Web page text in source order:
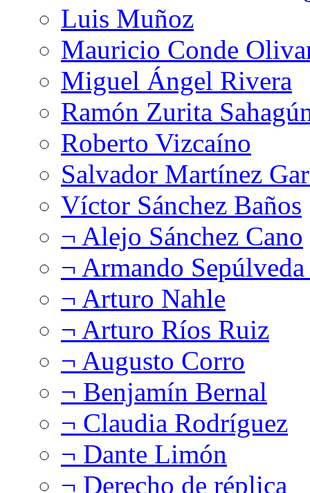
Luis Muñoz
Mauricio Conde
Miguel Ángel Rivera
Ramón Zurita
Roberto Vizcaíno
Salvador Martínez
Víctor Sánchez Baños
¬ Alejo Sánchez Cano
¬ Armando
¬ Arturo Nahle
¬ Arturo Ríos Ruiz
¬ Augusto Corro
¬ Benjamín Bernal
¬ Claudia Rodríguez
¬ Dante Limón
¬ Derecho de réplica